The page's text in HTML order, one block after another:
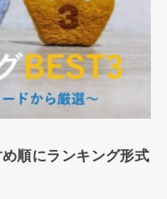
順にランキング形式